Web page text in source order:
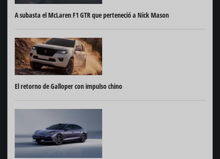
A subasta el McLaren F1 GTR que perteneció a Nick Mason
El retorno de Galloper con impulso chino